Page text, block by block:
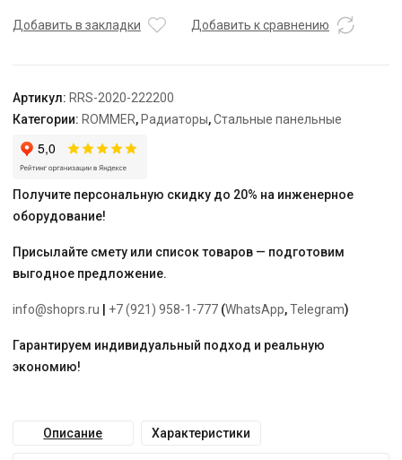
стальной
Ventil
Добавить в закладки Добавить к сравнению
Артикул: RRS-2020-222200
Категории: ROMMER, Радиаторы,Стальные панельные
Получите персональную скидку до 20% на инженерное
оборудование!
Присылайте смету или список товаров — подготовим
выгодное предложение.
info@shoprs.ru +7 (921) 958-1-777 (WhatsApp,Telegram)
Гарантируем индивидуальный подход и реальную
экономию!
Описание Характеристики